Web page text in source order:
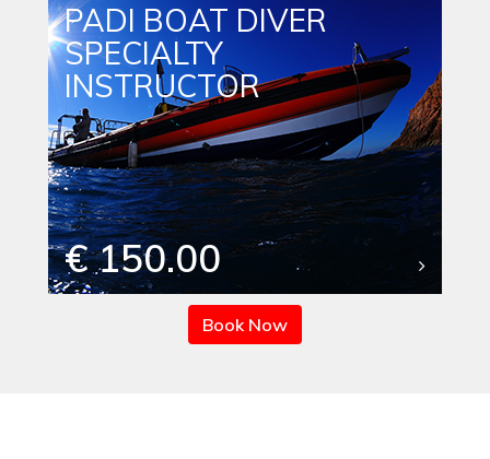
PADI BOAT DIVER
SPECIALTY
INSTRUCTOR
€ 150.00
Book Now